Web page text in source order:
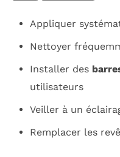
Appliquer
Nettoyer
Installer des
utilisateurs
Veiller à un
Remplacer les